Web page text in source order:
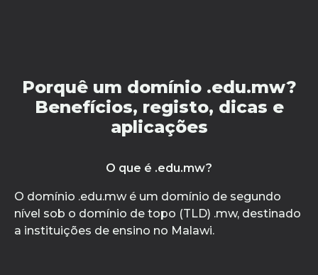
Porquê um domínio .edu.mw?
Benefícios, registo, dicas e
aplicações
O que é .edu.mw?
O domínio .edu.mw é um domínio de segundo
nível sob o domínio de topo (TLD) .mw, destinado
a instituições de ensino no Malawi.